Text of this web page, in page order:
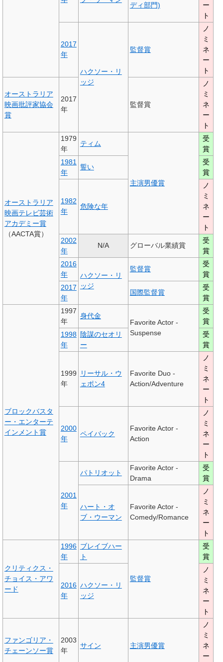
ディ部門)
ー
ト
2017
年
ハクソー・リ
ッジ
監督賞
ノ
ミ
ネ
ー
ト
オーストラリア
映画批評家協会
賞
2017
年
監督賞
ノ
ミ
ネ
ー
ト
オーストラリア
映画テレビ芸術
アカデミー賞
（AACTA賞）
1979
年
ティム
主演男優賞
受
賞
1981
年
誓い
受
賞
1982
年
危険な年
ノ
ミ
ネ
ー
ト
2002
年
N/A グローバル業績賞
受
賞
2016
年
ハクソー・リ
ッジ
監督賞
受
賞
2017
年
国際監督賞
受
賞
ブロックバスタ
ー・エンターテ
インメント賞
1997
年
身代金
Favorite Actor -
Suspense
受
賞
1998
年
陰謀のセオリ
ー
受
賞
1999
年
リーサル・ウ
ェポン4
Favorite Duo -
Action/Adventure
ノ
ミ
ネ
ー
ト
2000
年
ペイバック
Favorite Actor -
Action
ノ
ミ
ネ
ー
ト
2001
年
パトリオット
Favorite Actor -
Drama
受
賞
ハート・オ
ブ・ウーマン
Favorite Actor -
Comedy/Romance
ノ
ミ
ネ
ー
ト
クリティクス・
チョイス・アワ
ード
1996
年
ブレイブハー
ト
監督賞
受
賞
2016
年
ハクソー・リ
ッジ
ノ
ミ
ネ
ー
ト
ファンゴリア・
チェーンソー賞
2003
年
サイン 主演男優賞
ノ
ミ
ネ
ー